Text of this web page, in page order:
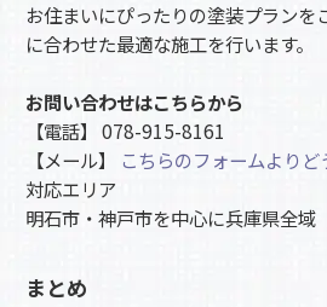
お住まいにぴったりの塗装プランを
に合わせた最適な施工を行います。
お問い合わせはこちらから
【電話】 078-915-8161
【メール】
こちらのフォームよりど
対応エリア
明石市・神戸市を中心に兵庫県全域
まとめ